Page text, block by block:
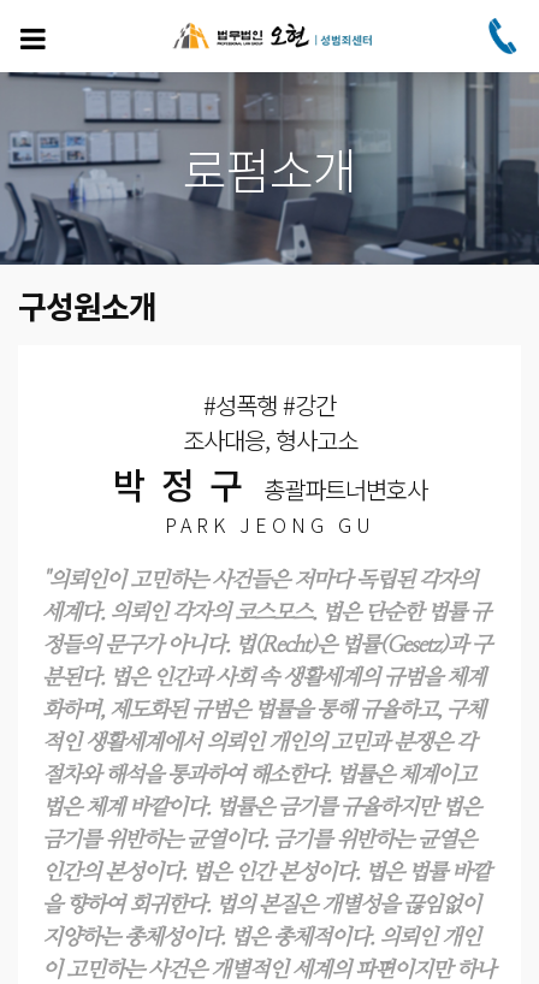
주
요
콘
로
건
너
뛰
기
로펌소개
구성원소개
#성폭행 #강간
조사대응, 형사고소
박정구 총괄파트너변호사
PARK JEONG GU
"의뢰인이 고민하는 사건들은 저마다 독립된 각자의
세계다. 의뢰인 각자의 코스모스. 법은 단순한 법률 규
정들의 문구가 아니다. 법(Recht)은 법률(Gesetz)과 구
분된다. 법은 인간과 사회 속 생활세계의 규범을 체계
화하며, 제도화된 규범은 법률을 통해 규율하고, 구체
적인 생활세계에서 의뢰인 개인의 고민과 분쟁은 각
절차와 해석을 통과하여 해소한다. 법률은 체계이고
법은 체계 바깥이다. 법률은 금기를 규율하지만 법은
금기를 위반하는 균열이다. 금기를 위반하는 균열은
인간의 본성이다. 법은 인간 본성이다. 법은 법률 바깥
을 향하여 회귀한다. 법의 본질은 개별성을 끊임없이
지양하는 총체성이다. 법은 총체적이다. 의뢰인 개인
이 고민하는 사건은 개별적인 세계의 파편이지만 하나